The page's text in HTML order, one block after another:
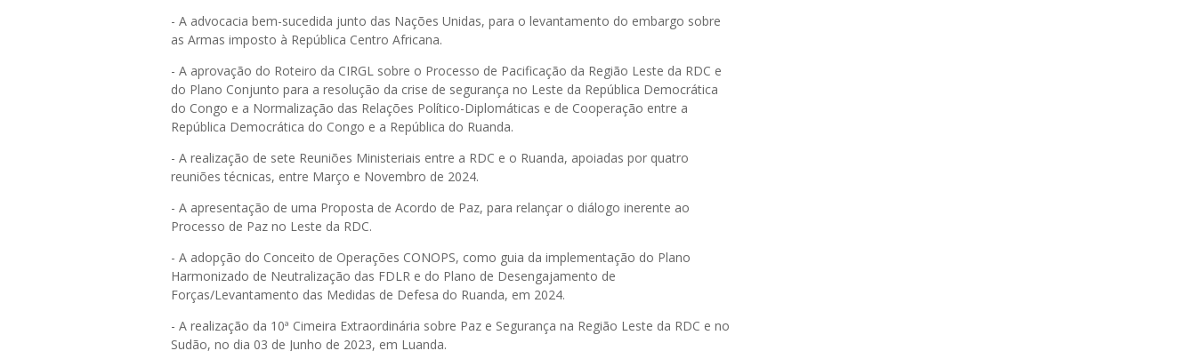
- A advocacia bem-sucedida junto das Nações Unidas, para o levantamento do embargo sobre
as Armas imposto à República Centro Africana.
- A aprovação do Roteiro da CIRGL sobre o Processo de Pacificação da Região Leste da RDC e
do Plano Conjunto para a resolução da crise de segurança no Leste da República Democrática
do Congo e a Normalização das Relações Político-Diplomáticas e de Cooperação entre a
República Democrática do Congo e a República do Ruanda.
- A realização de sete Reuniões Ministeriais entre a RDC e o Ruanda, apoiadas por quatro
reuniões técnicas, entre Março e Novembro de 2024.
- A apresentação de uma Proposta de Acordo de Paz, para relançar o diálogo inerente ao
Processo de Paz no Leste da RDC.
- A adopção do Conceito de Operações CONOPS, como guia da implementação do Plano
Harmonizado de Neutralização das FDLR e do Plano de Desengajamento de
Forças/Levantamento das Medidas de Defesa do Ruanda, em 2024.
- A realização da 10ª Cimeira Extraordinária sobre Paz e Segurança na Região Leste da RDC e no
Sudão, no dia 03 de Junho de 2023, em Luanda.